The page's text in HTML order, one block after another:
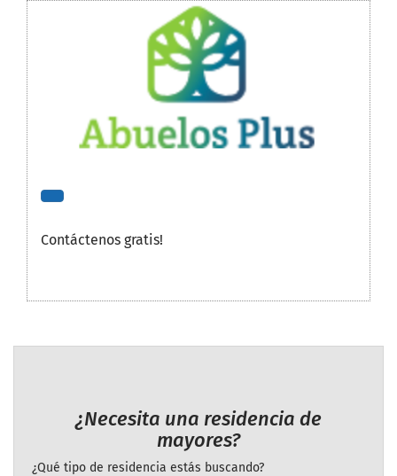
Contáctenos gratis!
¿Necesita una residencia de
mayores?
¿Qué tipo de residencia estás buscando?